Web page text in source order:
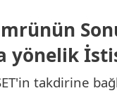
yönelik
takdirine